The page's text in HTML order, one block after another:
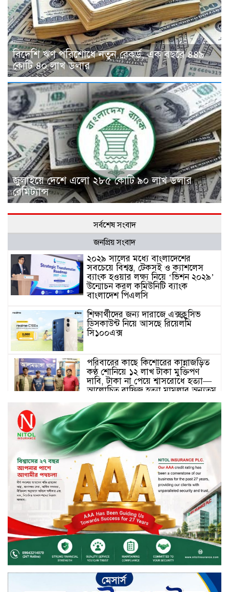
বিদেশি ঋণ পরিশোধে নতুন রেকর্ড, এক বছরে ৪৪৯
কোটি ৪০ লাখ ডলার
জুলাইয়ে দেশে এলো ২৮৫ কোটি ৯০ লাখ ডলার
রেমিট্যান্স
সর্বশেষ সংবাদ
জনপ্রিয় সংবাদ
২০২৯ সালের মধ্যে বাংলাদেশের
সবচেয়ে বিশ্বস্ত, টেকসই ও ক্যাশলেস
ব্যাংক হওয়ার লক্ষ্য নিয়ে ‘ভিশন ২০২৯’
উন্মোচন করল কমিউনিটি ব্যাংক
বাংলাদেশ পিএলসি
শিক্ষার্থীদের জন্য দারাজে এক্সক্লুসিভ
ডিসকাউন্ট নিয়ে আসছে রিয়েলমি
সি১০০এক্স
পরিবারের কাছে কিশোরের কান্নাজড়িত
কণ্ঠ শোনিয়ে ১২ লাখ টাকা মুক্তিপণ
দাবি, টাকা না পেয়ে শ্বাসরোধে হত্যা—
আলোচিত রাফিজ হত্যা মামলার অন্যতম
নড়াইলে বিএনপির ৬ নেতার
বহিষ্কারাদেশ প্রত্যাহার
দেশজুড়ে কেনাকাটায় সেরা অফার, ব্র্যান্ড
রাশ আওয়ার এবং এক্সক্লুসিভ পেমেন্ট
ডিসকাউন্ট নিয়ে এলো দারাজ ৮.৮ গ্রেট
৮ সেল
টাঙ্গাইল জেলা পরিষদের ২৩লাখ টাকার
অনুদান বিতরণ
ডিজিটাল স্ক্রিন ছেড়ে ফসলের মাঠে
শিক্ষার্থীরা; টাঙ্গাইলের মহিষমারা কলেজে
খুন্তি-কোদালে তরুণদের নতুন বিপ্লব!